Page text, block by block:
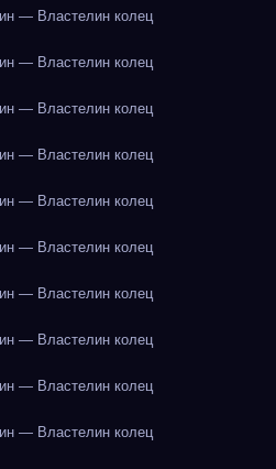
— Властелин колец
— Властелин колец
— Властелин колец
— Властелин колец
— Властелин колец
— Властелин колец
— Властелин колец
— Властелин колец
— Властелин колец
— Властелин колец